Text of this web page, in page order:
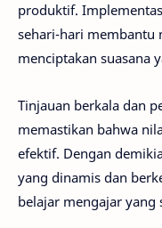
produktif.
sehari-hari membantu
menciptakan suasana
Tinjauan berkala dan
memastikan bahwa
efektif. Dengan
yang dinamis dan
belajar mengajar yang